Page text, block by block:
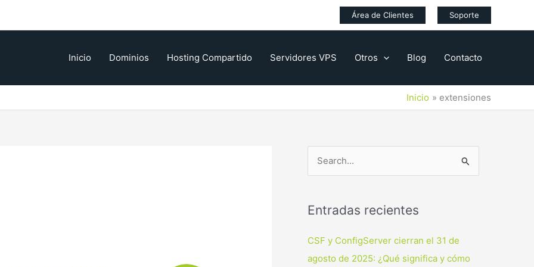
Área de Clientes Soporte
Inicio Dominios Hosting Compartido Servidores VPS Otros Blog Contacto
Inicio extensiones
c
a
Entradas recientes
CSF y ConfigServer cierran el 31 de
agosto de 2025: ¿Qué significa y cómo